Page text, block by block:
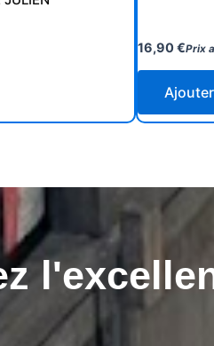
16,90€Prix